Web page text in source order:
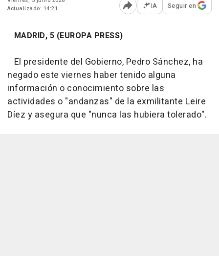
Actualizado: 14:21
Abrir opciones para
IA Seguir en
MADRID, 5 (EUROPA PRESS)
El presidente del Gobierno, Pedro Sánchez, ha
negado este viernes haber tenido alguna
información o conocimiento sobre las
actividades o "andanzas" de la exmilitante Leire
Díez y asegura que "nunca las hubiera tolerado".